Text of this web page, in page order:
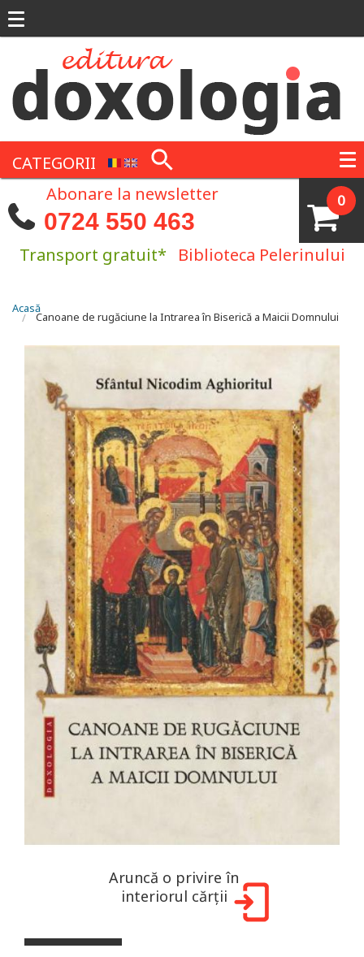
CATEGORII
0
Abonare la newsletter
0724 550 463
Transport gratuit* Biblioteca Pelerinului
Eşti aici
Acasă
Canoane de rugăciune la Intrarea în Biserică a Maicii Domnului
Aruncă o privire în
interiorul cărții